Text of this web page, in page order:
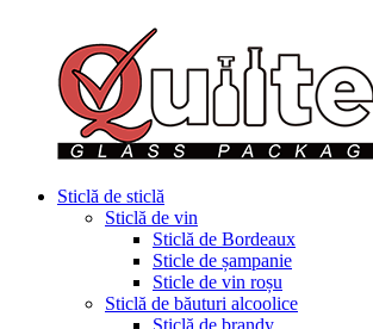
Sticlă de sticlă
Sticlă de vin
Sticlă de Bordeaux
Sticle de șampanie
Sticle de vin roșu
Sticlă de băuturi alcoolice
Sticlă de brandy